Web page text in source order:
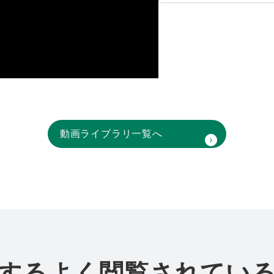
動画ライブラリ一覧へ